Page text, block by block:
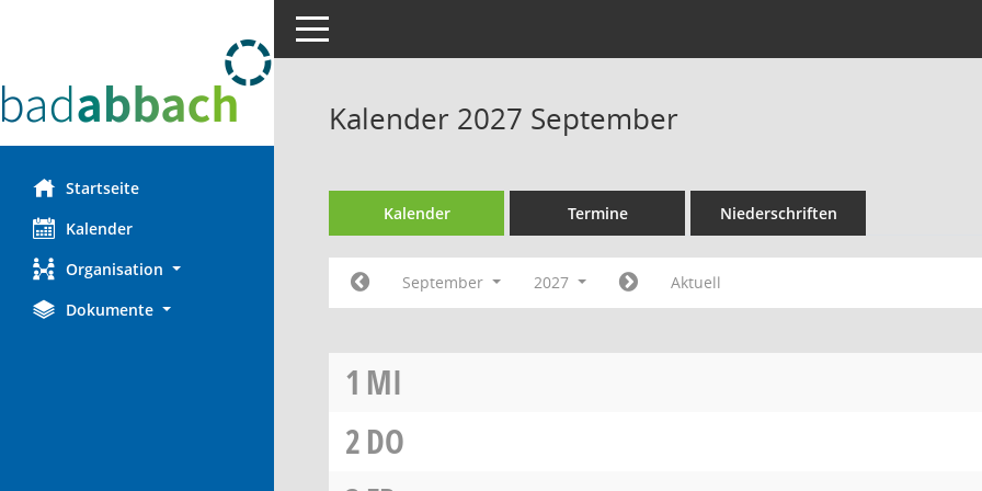
Startseite
Kalender
Organisation
Dokumente
Toggle navigation
Kalender 2027 September
Kalender Termine Niederschriften
September 2027 Aktuell
1 MI
2DO